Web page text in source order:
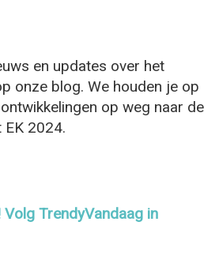
en updates over het
onze blog. We houden je op
op weg naar de
EK 2024.
TrendyVandaag in